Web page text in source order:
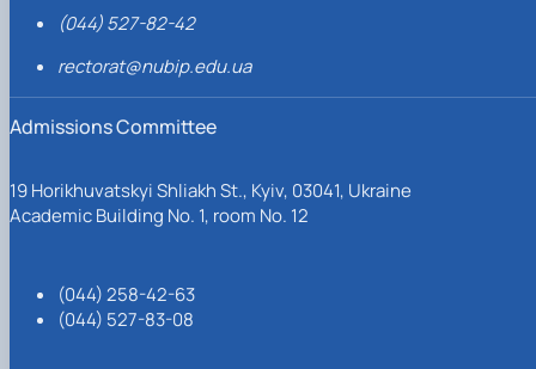
(044) 527-82-42
rectorat@nubip.edu.ua
Admissions Committee
19 Horikhuvatskyi Shliakh St., Kyiv, 03041, Ukraine
Academic Building No. 1, room No. 12
(044) 258-42-63
(044) 527-83-08